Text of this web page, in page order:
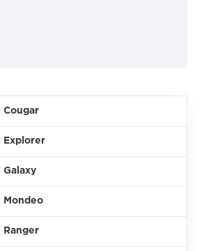
Cougar
Explorer
Galaxy
Mondeo
Ranger